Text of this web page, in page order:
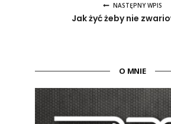
NASTĘPNY WPIS
Jak żyć żeby nie
O MNIE